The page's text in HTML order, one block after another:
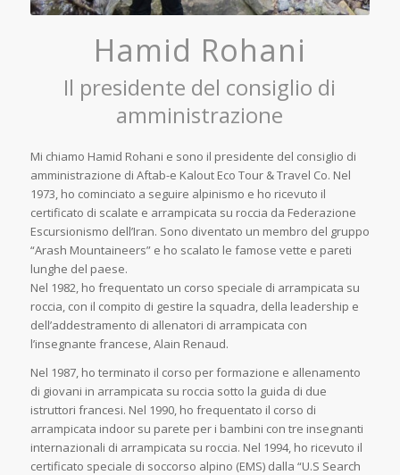
Hamid Rohani
Il presidente del consiglio di
amministrazione
Mi chiamo Hamid Rohani e sono il presidente del consiglio di
amministrazione di Aftab-e Kalout Eco Tour & Travel Co. Nel
1973, ho cominciato a seguire alpinismo e ho ricevuto il
certificato di scalate e arrampicata su roccia da Federazione
Escursionismo dell’Iran. Sono diventato un membro del gruppo
“Arash Mountaineers” e ho scalato le famose vette e pareti
lunghe del paese.
Nel 1982, ho frequentato un corso speciale di arrampicata su
roccia, con il compito di gestire la squadra, della leadership e
dell’addestramento di allenatori di arrampicata con
l’insegnante francese, Alain Renaud.
Nel 1987, ho terminato il corso per formazione e allenamento
di giovani in arrampicata su roccia sotto la guida di due
istruttori francesi. Nel 1990, ho frequentato il corso di
arrampicata indoor su parete per i bambini con tre insegnanti
internazionali di arrampicata su roccia. Nel 1994, ho ricevuto il
certificato speciale di soccorso alpino (EMS) dalla “U.S Search